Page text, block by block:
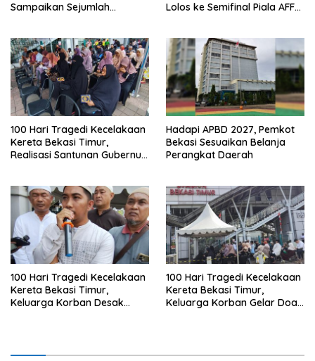
Sampaikan Sejumlah
Lolos ke Semifinal Piala AFF
100 Hari Tragedi Kecelakaan
Kereta Bekasi Timur,
Realisasi Santunan Gubernur
Hadapi APBD 2027, Pemkot
Bekasi Sesuaikan Belanja
Perangkat Daerah
100 Hari Tragedi Kecelakaan
Kereta Bekasi Timur,
Keluarga Korban Desak
100 Hari Tragedi Kecelakaan
Kereta Bekasi Timur,
Keluarga Korban Gelar Doa